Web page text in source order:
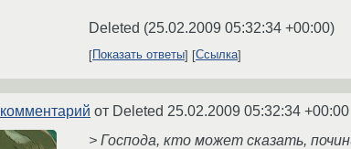
Deleted (25.02.2009 05:32:34 +00:00)
Показать ответы Ссылка
комментарий от Deleted 25.02.2009 05:32:34 +00:00
> Господа, кто может сказать,